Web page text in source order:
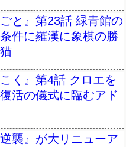
と』第23話 緑青館の
件に羅漢に象棋の勝
く』第4話 クロエを
活の儀式に臨むアド
襲』が大リニューア